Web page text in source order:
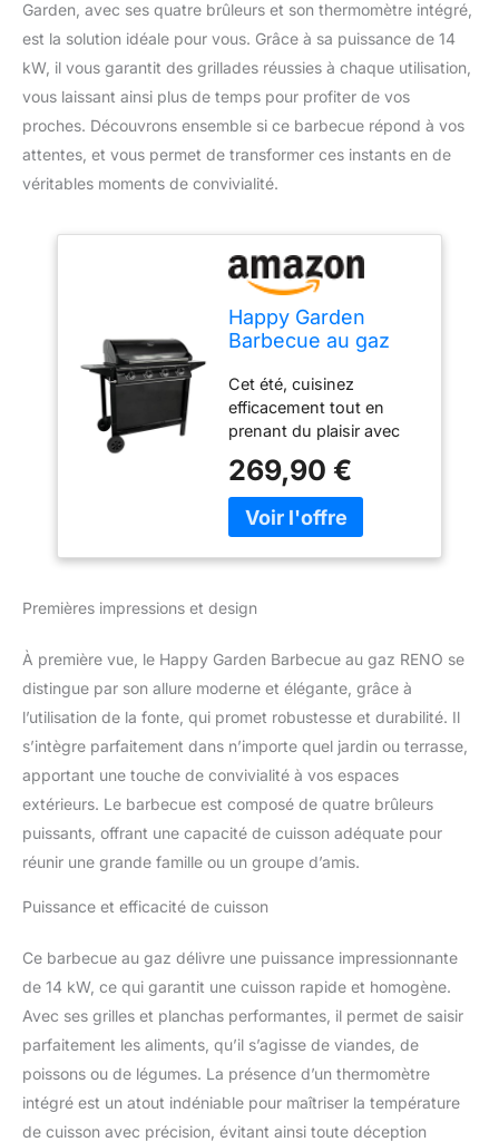
Garden, avec ses quatre brûleurs et son thermomètre intégré,
est la solution idéale pour vous. Grâce à sa puissance de 14
kW, il vous garantit des grillades réussies à chaque utilisation,
vous laissant ainsi plus de temps pour profiter de vos
proches. Découvrons ensemble si ce barbecue répond à vos
attentes, et vous permet de transformer ces instants en de
véritables moments de convivialité.
Happy Garden
Barbecue au gaz
avec thermomètre
14kW
Cet été, cuisinez
efficacement tout en
prenant du plaisir avec
RENO ! Dimensions :
Barbecue : L 138,5 x l 57
x H 109cm - Surface de
émaillée - Plaque : fonte
Couleurs : Structure :
noire - Façade : noire -
Capot : noir À monter
Garantie 2 ans -
Livraison en 1 colis en
pas de porte, en bas
d'immeuble
269,90 €
Premières impressions et design
À première vue, le Happy Garden Barbecue au gaz RENO se
distingue par son allure moderne et élégante, grâce à
l’utilisation de la fonte, qui promet robustesse et durabilité. Il
s’intègre parfaitement dans n’importe quel jardin ou terrasse,
apportant une touche de convivialité à vos espaces
extérieurs. Le barbecue est composé de quatre brûleurs
puissants, offrant une capacité de cuisson adéquate pour
réunir une grande famille ou un groupe d’amis.
Puissance et efficacité de cuisson
Ce barbecue au gaz délivre une puissance impressionnante
de 14 kW, ce qui garantit une cuisson rapide et homogène.
Avec ses grilles et planchas performantes, il permet de saisir
parfaitement les aliments, qu’il s’agisse de viandes, de
poissons ou de légumes. La présence d’un thermomètre
intégré est un atout indéniable pour maîtriser la température
de cuisson avec précision, évitant ainsi toute déception